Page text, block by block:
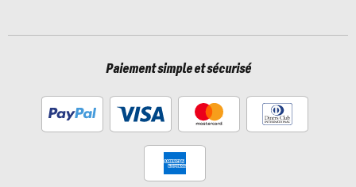
Paiement simple et sécurisé